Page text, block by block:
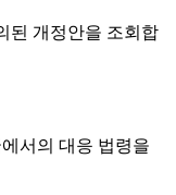
된 개정안을 조회합
서의 대응 법령을